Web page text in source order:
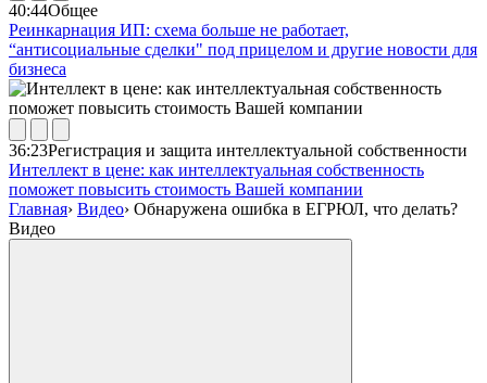
40:44Общее
Реинкарнация ИП: схема больше не работает,
“антисоциальные сделки" под прицелом и другие новости для
бизнеса
36:23Регистрация и защита интеллектуальной собственности
Интеллект в цене: как интеллектуальная собственность
поможет повысить стоимость Вашей компании
Главная› Видео› Обнаружена ошибка в ЕГРЮЛ, что делать?
Видео